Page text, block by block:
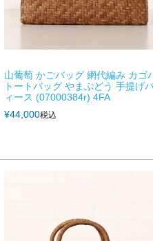
山葡萄 かごバッグ 網代編み カゴ
トートバッグ やまぶどう 手提げ
ィース (07000384r) 4FA
¥44,000税込